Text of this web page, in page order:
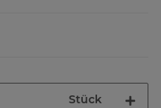
Stück